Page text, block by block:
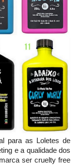
para as Loletes de
e a qualidade dos
ser cruelty free